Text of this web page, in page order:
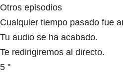
Otros episodios
Cualquier tiempo pasado fue
Tu audio se ha acabado.
Te redirigiremos al directo.
5 "